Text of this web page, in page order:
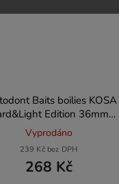
Baits boilies KOSA
Edition 36mm
1kg
Vyprodáno
239 Kč bez DPH
268 Kč